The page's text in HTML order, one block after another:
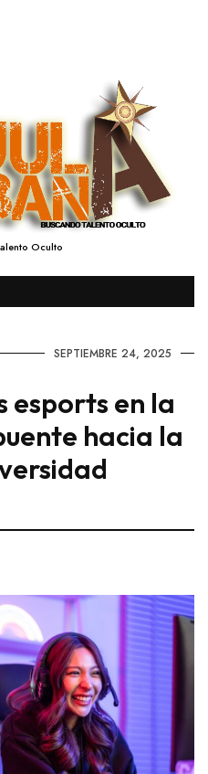
Oculto
SEPTIEMBRE 24, 2025
esports en la
hacia la